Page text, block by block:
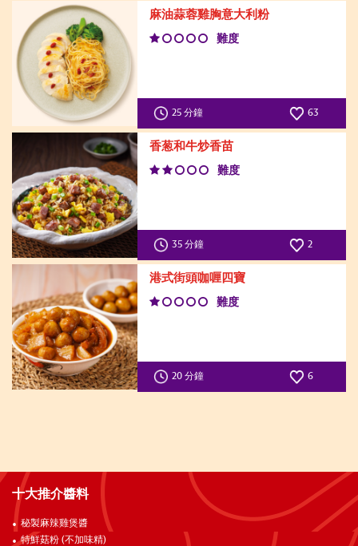
麻油蒜蓉雞胸意大利粉
難度
25 分鐘 63
香葱和牛炒香苗
難度
35 分鐘 2
港式街頭咖喱四寶
難度
20 分鐘 6
十大推介醬料
秘製麻辣雞煲醬
特鮮菇粉 (不加味精)